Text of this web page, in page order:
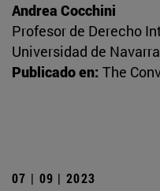
Andrea Cocchini
Profesor de Derecho
Universidad de Navarra
Publicado en: The
07 | 09 | 2023